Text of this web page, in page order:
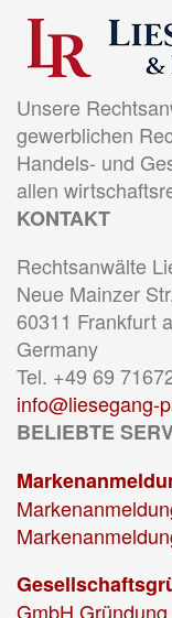
Unsere
gewerblichen
Handels- und
allen
KONTAKT
Rechtsanwälte
Neue Mainzer
60311 Frankfurt
Germany
Tel. +49 69
info@liesegang-
BELIEBTE
GmbH Gründung